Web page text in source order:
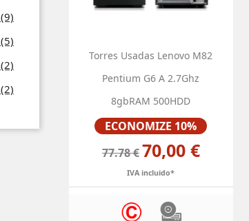
(9)
(5)
(2)
(2)
Torres Usadas Lenovo M82
Pentium G6 A 2.7Ghz
8gbRAM 500HDD
Preço
ECONOMIZE 10%
77.78 €70,00 €
IVA incluido*